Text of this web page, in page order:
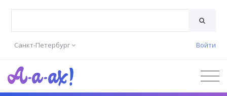
Санкт-Петербург Войти